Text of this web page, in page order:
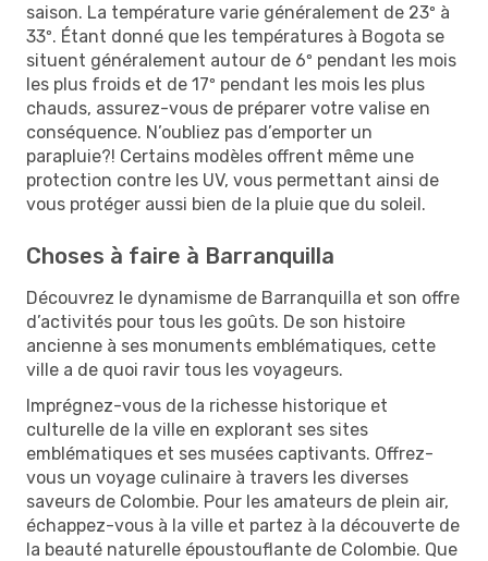
saison. La température varie généralement de 23º à
33º. Étant donné que les températures à Bogota se
situent généralement autour de 6º pendant les mois
les plus froids et de 17º pendant les mois les plus
chauds, assurez-vous de préparer votre valise en
conséquence. N’oubliez pas d’emporter un
parapluie?! Certains modèles offrent même une
protection contre les UV, vous permettant ainsi de
vous protéger aussi bien de la pluie que du soleil.
Choses à faire à Barranquilla
Découvrez le dynamisme de Barranquilla et son offre
d’activités pour tous les goûts. De son histoire
ancienne à ses monuments emblématiques, cette
ville a de quoi ravir tous les voyageurs.
Imprégnez-vous de la richesse historique et
culturelle de la ville en explorant ses sites
emblématiques et ses musées captivants. Offrez-
vous un voyage culinaire à travers les diverses
saveurs de Colombie. Pour les amateurs de plein air,
échappez-vous à la ville et partez à la découverte de
la beauté naturelle époustouflante de Colombie. Que